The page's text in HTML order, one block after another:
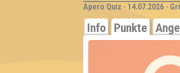
Apero Quiz · 14.07.2026 ·
Info Punkte